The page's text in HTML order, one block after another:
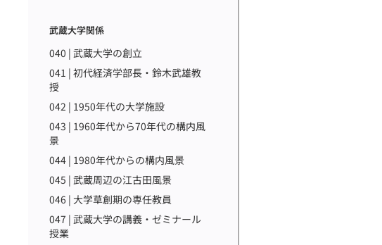
武蔵大学関係
040 | 武蔵大学の創立
041 | 初代経済学部長・鈴木武雄教
授
042 | 1950年代の大学施設
043 | 1960年代から70年代の構内風
景
044 | 1980年代からの構内風景
045 | 武蔵周辺の江古田風景
046 | 大学草創期の専任教員
047 | 武蔵大学の講義・ゼミナール
授業